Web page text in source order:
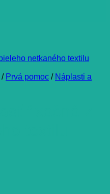
/ Prvá pomoc / Náplasti a